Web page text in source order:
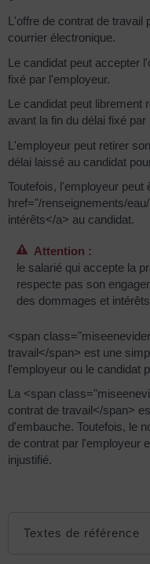
L'offre de contrat de travail
courrier électronique.
Le candidat peut accepter
fixé par l'employeur.
Le candidat peut librement
avant la fin du délai fixé par
L'employeur peut retirer
délai laissé au candidat
Toutefois, l'employeur
href="/renseignements/
intérêts</a> au candidat.
Attention :
le salarié qui accepte la
respecte pas son
des dommages et
<span
travail</span> est une
l'employeur ou le candidat
La <span
contrat de travail</span>
d'embauche. Toutefois, le
de contrat par l'employeur
injustifié.
Textes de référence